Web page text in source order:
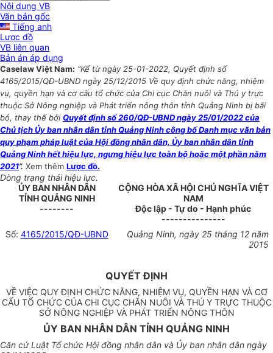
Nội dung VB
Văn bản gốc
Tiếng anh
Lược đồ
VB liên quan
Bản án áp dụng
Caselaw Việt Nam: “Kể từ ngày 25-01-2022, Quyết định số
4165/2015/QĐ-UBND ngày 25/12/2015 Về quy định chức năng, nhiệm
vụ, quyền hạn và cơ cấu tổ chức của Chi cục Chăn nuôi và Thú y trực
thuộc Sở Nông nghiệp và Phát triển nông thôn tỉnh Quảng Ninh bị bãi
bỏ, thay thế bởi Quyết định số 260/QĐ-UBND ngày 25/01/2022 của
Chủ tịch Ủy ban nhân dân tỉnh Quảng Ninh công bố Danh mục văn bản
quy phạm pháp luật của Hội đồng nhân dân, Ủy ban nhân dân tỉnh
Quảng Ninh hết hiệu lực, ngưng hiệu lực toàn bộ hoặc một phần năm
2021”. Xem thêm Lược đồ.
Dòng trạng thái hiệu lực.
ỦY BAN NHÂN DÂN
TỈNH QUẢNG NINH
--------
CỘNG HÒA XÃ HỘI CHỦ NGHĨA VIỆT
NAM
Độc lập - Tự do - Hạnh phúc
---------------
Số: 4165/2015/QĐ-UBND
Quảng Ninh, ngày 25 tháng 12 năm
2015
QUYẾT ĐỊNH
VỀ VIỆC QUY ĐỊNH CHỨC NĂNG, NHIỆM VỤ, QUYỀN HẠN VÀ CƠ
CẤU TỔ CHỨC CỦA CHI CỤC CHĂN NUÔI VÀ THÚ Y TRỰC THUỘC
SỞ NÔNG NGHIỆP VÀ PHÁT TRIỂN NÔNG THÔN
ỦY BAN NHÂN DÂN TỈNH QUẢNG NINH
Căn cứ Luật Tổ chức Hội đồng nhân dân và Ủy ban nhân dân ngày